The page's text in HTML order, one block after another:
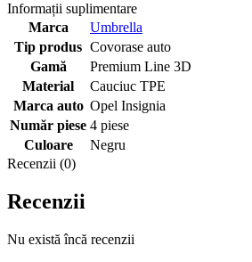
Informații suplimentare
Marca
Umbrella
Tip produs Covorase auto
Gamă
Premium Line 3D
Material
Cauciuc TPE
Marca auto Opel Insignia
Număr piese 4 piese
Culoare
Negru
Recenzii (0)
Recenzii
Nu există încă recenzii